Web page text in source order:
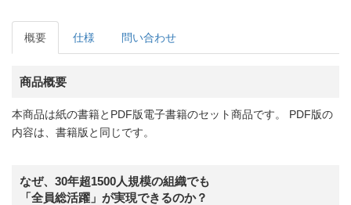
概要 仕様 問い合わせ
商品概要
本商品は紙の書籍とPDF版電子書籍のセット商品です。 PDF版の
内容は、書籍版と同じです。
なぜ、30年超1500人規模の組織でも
「全員総活躍」が実現できるのか？